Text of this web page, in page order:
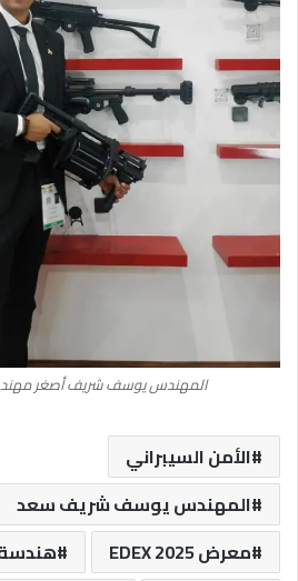
المهندس يوسف شريف أصغر
الأمن السيبراني
المهندس يوسف شريف سعد
معرض EDEX 2025
هندسة